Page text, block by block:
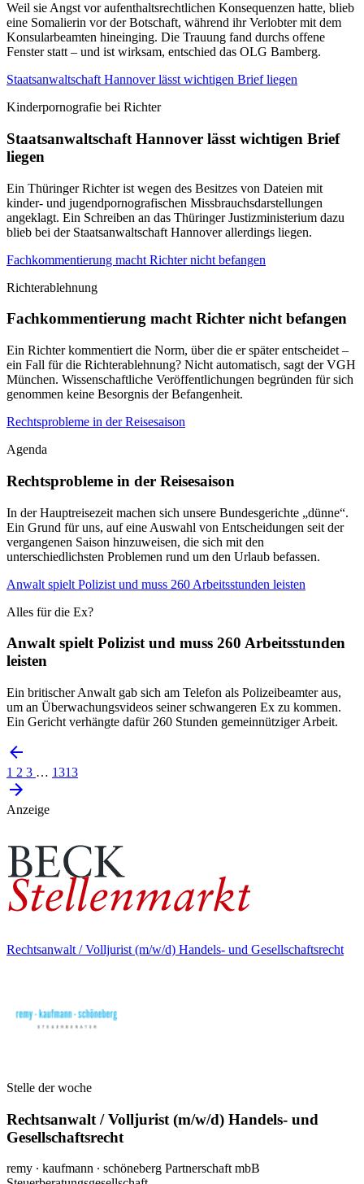
Weil sie Angst vor aufenthaltsrechtlichen Konsequenzen hatte, blieb
eine Somalierin vor der Botschaft, während ihr Verlobter mit dem
Konsularbeamten hineinging. Die Trauung fand durchs offene
Fenster statt – und ist wirksam, entschied das OLG Bamberg.
Staatsanwaltschaft Hannover lässt wichtigen Brief liegen
Kinderpornografie bei Richter
Staatsanwaltschaft Hannover lässt wichtigen Brief
liegen
Ein Thüringer Richter ist wegen des Besitzes von Dateien mit
kinder- und jugendpornografischen Missbrauchsdarstellungen
angeklagt. Ein Schreiben an das Thüringer Justizministerium dazu
blieb bei der Staatsanwaltschaft Hannover allerdings liegen.
Fachkommentierung macht Richter nicht befangen
Richterablehnung
Fachkommentierung macht Richter nicht befangen
Ein Richter kommentiert die Norm, über die er später entscheidet –
ein Fall für die Richterablehnung? Nicht automatisch, sagt der VGH
München. Wissenschaftliche Veröffentlichungen begründen für sich
genommen keine Besorgnis der Befangenheit.
Rechtsprobleme in der Reisesaison
Agenda
Rechtsprobleme in der Reisesaison
In der Hauptreisezeit machen sich unsere Bundesgerichte „dünne“.
Ein Grund für uns, auf eine Auswahl von Entscheidungen seit der
vergangenen Saison hinzuweisen, die sich mit den
unterschiedlichsten Problemen rund um den Urlaub befassen.
Anwalt spielt Polizist und muss 260 Arbeitsstunden leisten
Alles für die Ex?
Anwalt spielt Polizist und muss 260 Arbeitsstunden
leisten
Ein britischer Anwalt gab sich am Telefon als Polizeibeamter aus,
um an Überwachungsvideos seiner schwangeren Ex zu kommen.
Ein Gericht verhängte dafür 260 Stunden gemeinnütziger Arbeit.
1 2 3 … 1313
Anzeige
Rechtsanwalt / Volljurist (m/w/d) Handels- und Gesellschaftsrecht
Stelle der woche
Rechtsanwalt / Volljurist (m/w/d) Handels- und
Gesellschaftsrecht
remy ∙ kaufmann ∙ schöneberg Partnerschaft mbB